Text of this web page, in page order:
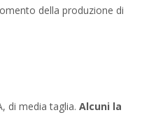
della produzione di
di media taglia.Alcuni la